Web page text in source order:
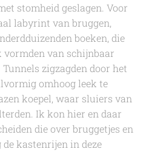
stomheid geslagen. Voor
labyrint van bruggen,
boeken, die
van schijnbaar
zigzagden door het
omhoog leek te
koepel, waar sluiers van
Ik kon hier en daar
die over bruggetjes en
kastenrijen in deze